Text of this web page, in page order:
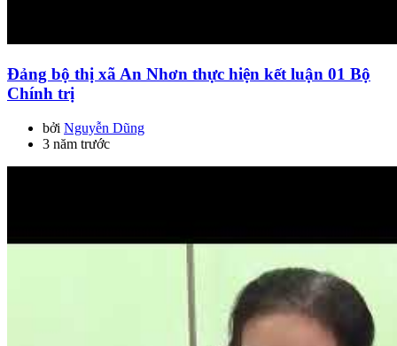
Đảng bộ thị xã An Nhơn thực hiện kết luận 01 Bộ
Chính trị
bởi Nguyễn Dũng
3 năm trước